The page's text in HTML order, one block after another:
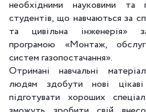
необхідними науковими та
студентів, що навчаються за
та цивільна інженерія»
програмою «Монтаж,
систем газопостачання».
Отримані навчальні
людям здобути нові
підготувати хороших